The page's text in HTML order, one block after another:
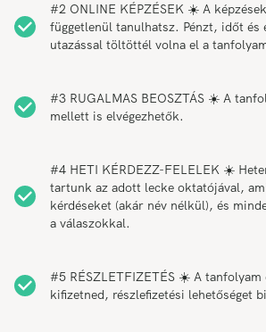
#2 ONLINE KÉPZÉSEK ☀️ A
függetlenül tanulhatsz. Pénzt, időt
utazással töltöttél volna el a
#3 RUGALMAS BEOSZTÁS ☀️ A
mellett is elvégezhetők.
#4 HETI KÉRDEZZ-FELELEK ☀️
tartunk az adott lecke oktatójával,
kérdéseket (akár név nélkül), és
a válaszokkal.
#5 RÉSZLETFIZETÉS ☀️ A tanfolyam
kifizetned, részlefizetési lehetőséget